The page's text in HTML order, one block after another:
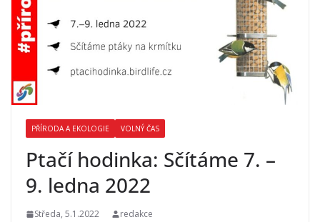
PŘÍRODA A EKOLOGIE VOLNÝ ČAS
Ptačí hodinka: Sčítáme 7. –
9. ledna 2022
Středa, 5.1.2022
redakce